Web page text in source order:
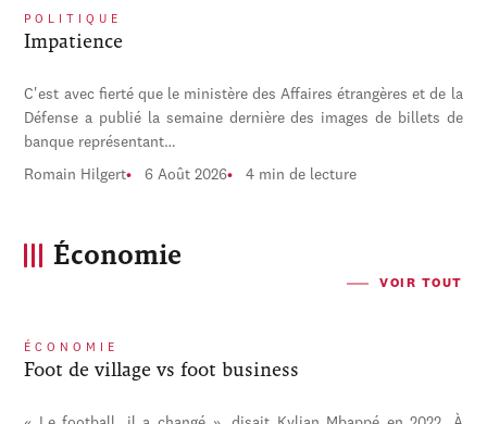
POLITIQUE
Impatience
C'est avec fierté que le ministère des Affaires étrangères et de la
Défense a publié la semaine dernière des images de billets de
banque représentant…
Romain Hilgert 6 Août 2026 4 min de lecture
Économie
VOIR TOUT
ÉCONOMIE
Foot de village vs foot business